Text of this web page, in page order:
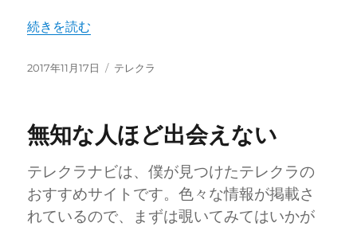
“スマホや携帯電話で利用するメリット” の
続きを読む
投
2017年11月17日
カ
ー
テレクラ
無知な人ほど出会えない
テレクラナビは、僕が見つけたテレクラの
おすすめサイトです。色々な情報が掲載さ
れているので、まずは覗いてみてはいかが